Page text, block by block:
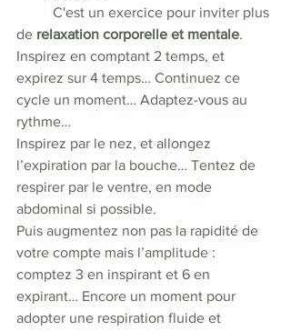
de relaxation corporelle et mentale.
Inspirez en comptant 2 temps, et
expirez sur 4 temps… Continuez ce
cycle un moment… Adaptez-vous au
rythme…
Inspirez par le nez, et allongez
l’expiration par la bouche… Tentez de
respirer par le ventre, en mode
abdominal si possible.
Puis augmentez non pas la rapidité de
votre compte mais l’amplitude :
comptez 3 en inspirant et 6 en
expirant… Encore un moment pour
adopter une respiration fluide et